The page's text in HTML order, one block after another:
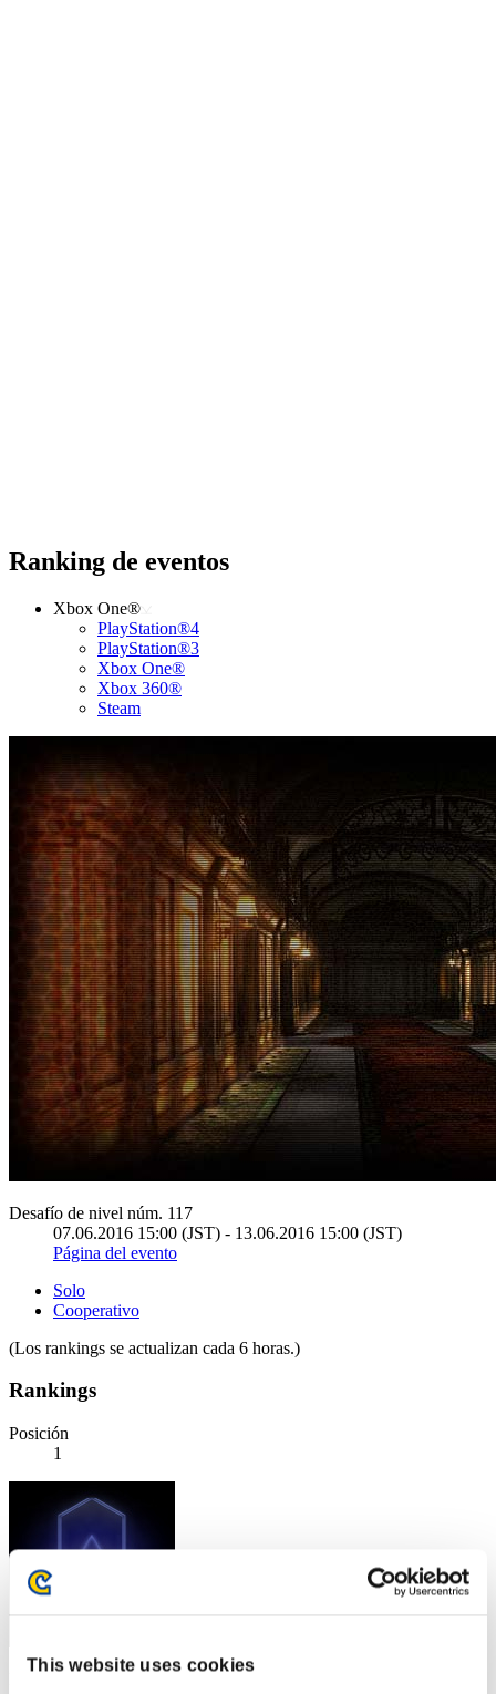
This website uses cookies
Ranking de eventos
Xbox One®
PlayStation®4
PlayStation®3
Xbox One®
Xbox 360®
Steam
Desafío de nivel núm. 117
07.06.2016 15:00 (JST) - 13.06.2016 15:00 (JST)
Página del evento
Solo
Cooperativo
(Los rankings se actualizan cada 6 horas.)
Rankings
Posición
1